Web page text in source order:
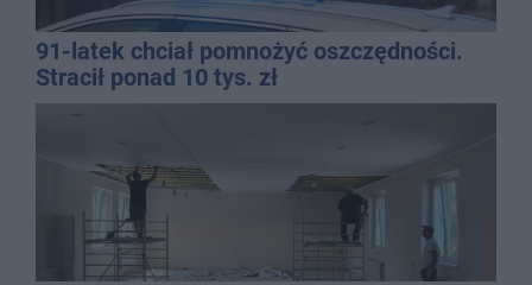
91-latek chciał pomnożyć oszczędności.
Stracił ponad 10 tys. zł